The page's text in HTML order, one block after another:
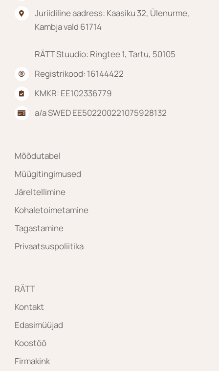
Juriidiline aadress: Kaasiku 32, Ülenurme,
Kambja vald 61714
RÄTT Stuudio: Ringtee 1, Tartu, 50105
Registrikood: 16144422
KMKR: EE102336779
a/a SWED EE502200221075928132
Mõõdutabel
Müügitingimused
Järeltellimine
Kohaletoimetamine
Tagastamine
Privaatsuspoliitika
RÄTT
Kontakt
Edasimüüjad
Koostöö
Firmakink